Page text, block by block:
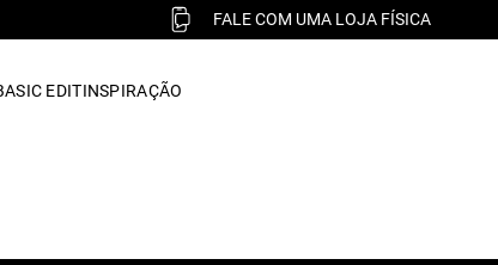
FALE COM UMA LOJA FÍSICA
EDITINSPIRAÇÃO